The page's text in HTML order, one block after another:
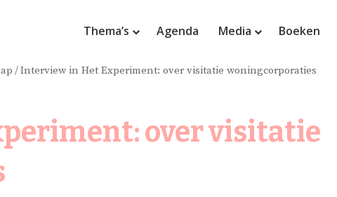
Thema’s Agenda Media Boeken
/Interview in Het Experiment: over visitatie woningcorporaties
over visitatie